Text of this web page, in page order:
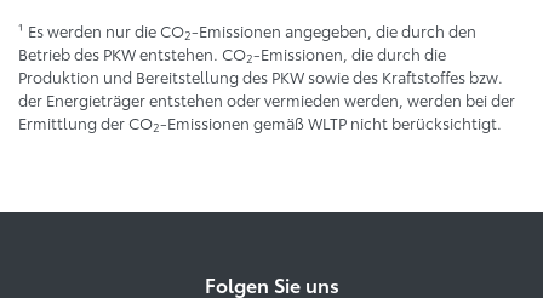
¹ Es werden nur die CO2-Emissionen angegeben, die durch den
Betrieb des PKW entstehen. CO2-Emissionen, die durch die
Produktion und Bereitstellung des PKW sowie des Kraftstoffes bzw.
der Energieträger entstehen oder vermieden werden, werden bei der
Ermittlung der CO2-Emissionen gemäß WLTP nicht berücksichtigt.
Folgen Sie uns